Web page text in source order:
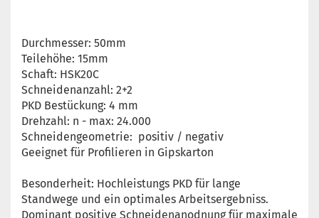
Durchmesser: 50mm
Teilehöhe: 15mm
Schaft: HSK20C
Schneidenanzahl: 2+2
PKD Bestückung: 4 mm
Drehzahl: n - max: 24.000
Schneidengeometrie: positiv / negativ
Geeignet für Profilieren in Gipskarton
Besonderheit: Hochleistungs PKD für lange
Standwege und ein optimales Arbeitsergebniss.
Dominant positive Schneidenanodnung für maximale